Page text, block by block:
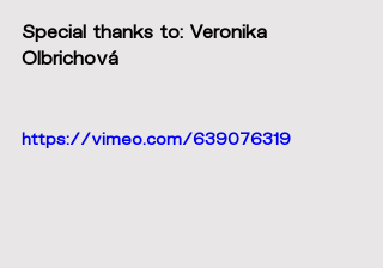
Special thanks to: Veronika
Olbrichová
https://vimeo.com/639076319